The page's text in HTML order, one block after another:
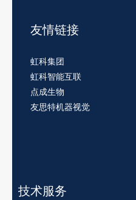
友情链接
虹科集团
虹科智能互联
点成生物
友思特机器视觉
技术服务